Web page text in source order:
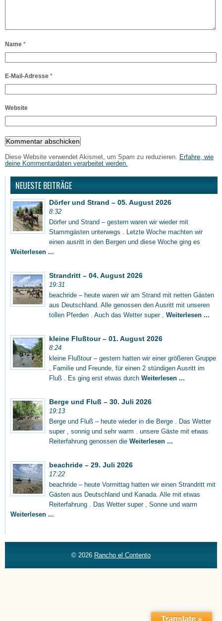
Name *
E-Mail-Adresse *
Website
Diese Website verwendet Akismet, um Spam zu reduzieren. Erfahre, wie
deine Kommentardaten verarbeitet werden.
NEUESTE BEITRÄGE
Dörfer und Strand – 05. August 2026
8:32
Dörfer und Strand – gestern waren wir wieder mit
Stammgästen unterwegs . Letzte Woche machten wir
einen ausritt in den Bergen und diese Woche ging es
Weiterlesen ...
Strandritt – 04. August 2026
19:31
beachride – heute waren wir am Strand mit netten Gästen
aus Deutschland. Alle genossen den Ausritt mit unseren
tollen Pferden . Auch das Wetter super , Weiterlesen ...
kleine Flußtour – 01. August 2026
8:24
kleine Flußtour – gestern hatten wir einer größeren Gruppe
, Familie und Freunde, für einen 2 stündigen Ausritt im
Fluß . Es ging erst etwas durch Weiterlesen ...
Berge und Fluß – 30. Juli 2026
19:13
Berge und Fluß – heute wieder in die Berge . Das Wetter
super , sonnig und sehr warm . unsere Gäste mit etwas
Reiterfahrung genossen die Weiterlesen ...
beachride – 29. Juli 2026
17:22
beachride – heute Vormittag hatten wir einen Strandritt mit
Gästen aus Deutschland und Kanada. Alle mit etwas
Reiterfahrung . Das Wetter super , Sonne und warm
Weiterlesen ...
© 2026 Rancho el Contento
Translate »